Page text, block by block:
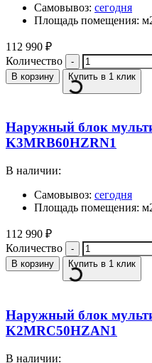
Самовывоз: сегодня
Площадь помещения:
112 990 ₽
Количество
В корзину Купить в 1 клик
Наружный блок
K3MRB60HZRN1
В наличии:
Самовывоз: сегодня
Площадь помещения:
112 990 ₽
Количество
В корзину Купить в 1 клик
Наружный блок
K2MRC50HZAN1
В наличии: